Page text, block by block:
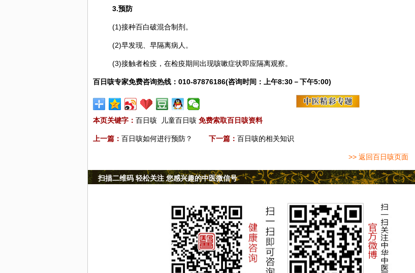
3.预防
(1)接种百白破混合制剂。
(2)早发现、早隔离病人。
(3)接触者检疫，在检疫期间出现咳嗽症状即应隔离观察。
百日咳专家免费咨询热线：010-87876186(咨询时间：上午8:30－下午5:00)
本页关键字： 百日咳 儿童百日咳 免费索取百日咳资料
上一篇： 百日咳如何进行预防？ 下一篇： 百日咳的相关知识
>> 返回百日咳页面
扫描二维码 轻松关注 您感兴趣的中医微信号